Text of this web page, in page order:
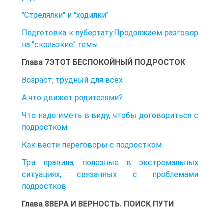
"Стрелялки" и "ходилки"
Подготовка к пубертату.Продолжаем разговор
на "скользкие" темы
Глава 7ЭТОТ БЕСПОКОЙНЫЙ ПОДРОСТОК
Возраст, трудный для всех
А что движет родителями?
Что надо иметь в виду, чтобы договориться с
подростком
Как вести переговоры с подростком
Три правила, полезные в экстремальных
ситуациях, связанных с проблемами
подростков
Глава 8ВЕРА И ВЕРНОСТЬ. ПОИСК ПУТИ